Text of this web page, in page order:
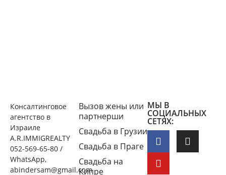
Консалтинговое
агентство в
Израиле
A.R.IMMIGREALTY
052-569-65-80 /
WhatsApp,
abindersam@gmail.com
Вызов жены или
партнерши
Свадьба в Грузии
Свадьба в Праге
Свадьба на
Кипре
МЫ В
СОЦИАЛЬНЫХ
СЕТЯХ: